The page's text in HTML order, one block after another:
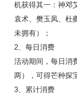
机获得其一：神邓
袁术、樊玉凤、杜
未拥有）；
2、每日消费
活动期间，每日消
两），可得芒种探
3、累计消费